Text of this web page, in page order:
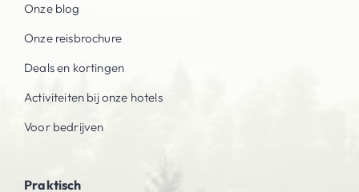
Onze blog
Onze reisbrochure
Deals en kortingen
Activiteiten bij onze hotels
Voor bedrijven
Praktisch